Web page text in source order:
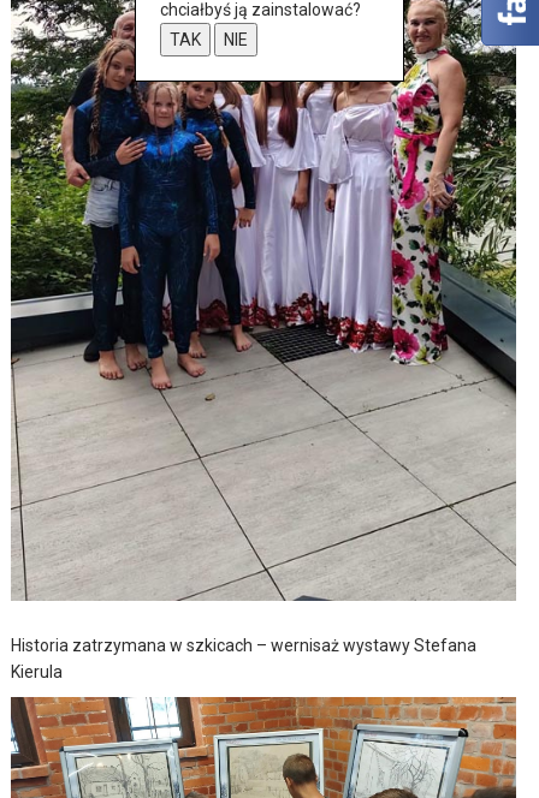
Historia zatrzymana w szkicach – wernisaż wystawy Stefana
Kierula
chciałbyś ją zainstalować?
TAK
NIE